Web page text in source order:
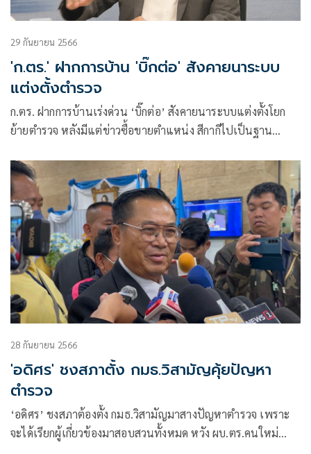
29 กันยายน 2566
'ก.ตร.' ฝากการบ้าน 'บิ๊กต่อ' สังคายนาระบบ
แต่งตั้งตำรวจ
ก.ตร. ฝากการบ้านเร่งด่วน ‘บิ๊กต่อ’ สังคายนาระบบแต่งตั้งโยก
ย้ายตำรวจ หลังมีแต่ข่าวซื้อขายตำแหน่ง สีกากีไปเป็นฐาน
28 กันยายน 2566
'อดิศร' ชงสภาตั้ง กมธ.วิสามัญคุ้ยปัญหา
ตำรวจ
‘อดิศร’ ชงสภาต้องตั้ง กมธ.วิสามัญมาสางปัญหาตำรวจ เพราะ
จะได้เรียกผู้เกี่ยวข้องมาสอบสวนทั้งหมด หวัง ผบ.ตร.คนใหม่